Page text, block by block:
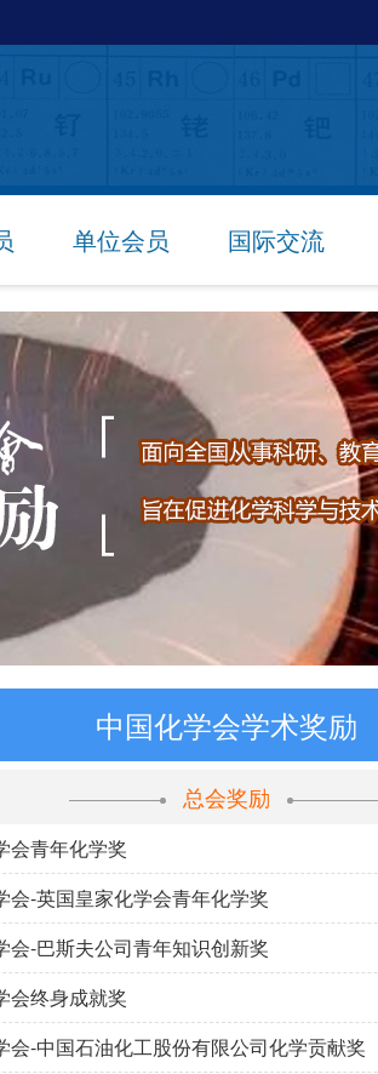
单位会员 国际交流
中国化学会学术奖励
总会奖励
会青年化学奖
会-英国皇家化学会青年化学奖
会-巴斯夫公司青年知识创新奖
会终身成就奖
会-中国石油化工股份有限公司化学贡献奖